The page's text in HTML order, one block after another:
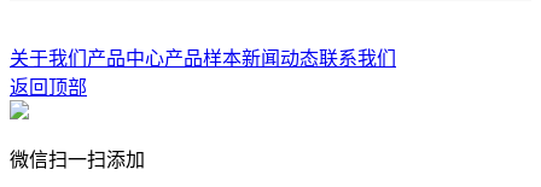
关于我们 产品中心产品样本新闻动态联系我们
返回顶部
微信扫一扫添加